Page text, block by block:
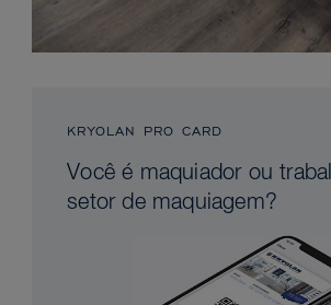
KRYOLAN PRO CARD
Você é maquiador ou
setor de maquiagem?